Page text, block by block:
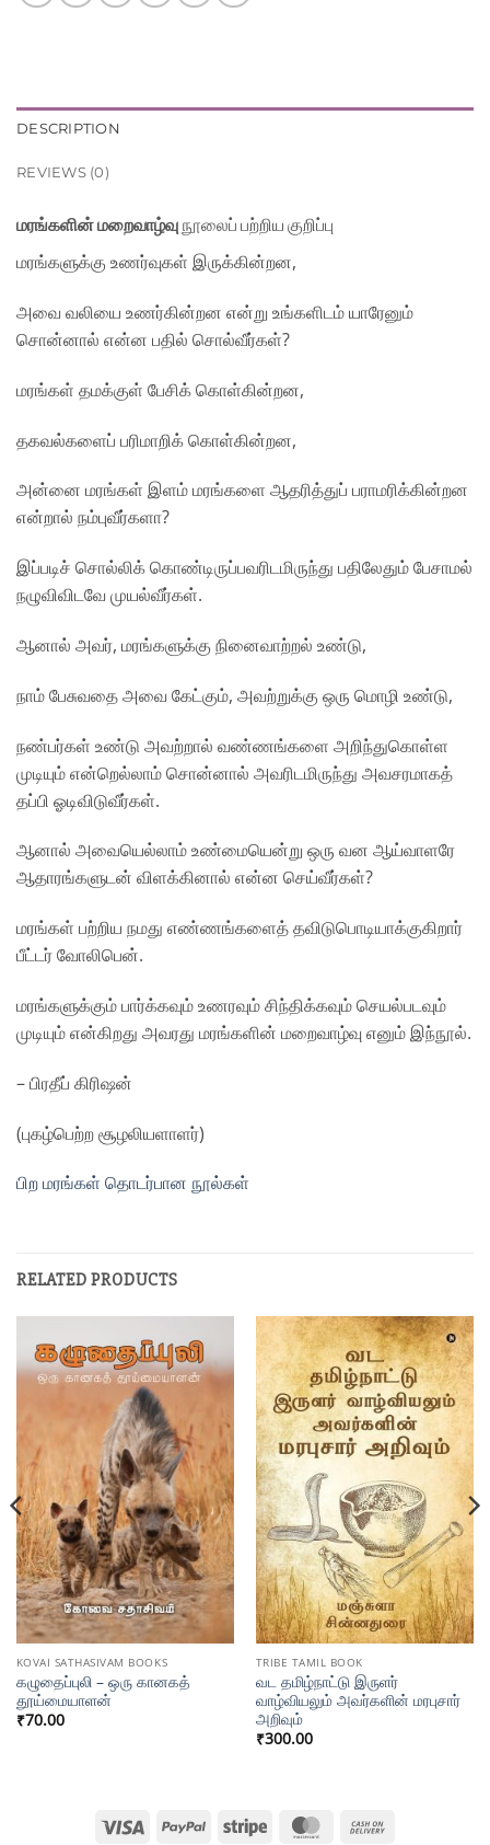
DESCRIPTION
REVIEWS (0)
மரங்களின் மறைவாழ்வு நூலைப் பற்றிய குறிப்பு
மரங்களுக்கு உணர்வுகள் இருக்கின்றன,
அவை வலியை உணர்கின்றன என்று உங்களிடம் யாரேனும்
சொன்னால் என்ன பதில் சொல்வீர்கள்?
மரங்கள் தமக்குள் பேசிக் கொள்கின்றன,
தகவல்களைப் பரிமாறிக் கொள்கின்றன,
அன்னை மரங்கள் இளம் மரங்களை ஆதரித்துப் பராமரிக்கின்றன
என்றால் நம்புவீர்களா?
இப்படிச் சொல்லிக் கொண்டிருப்பவரிடமிருந்து பதிலேதும் பேசாமல்
நழுவிவிடவே முயல்வீர்கள்.
ஆனால் அவர், மரங்களுக்கு நினைவாற்றல் உண்டு,
நாம் பேசுவதை அவை கேட்கும், அவற்றுக்கு ஒரு மொழி உண்டு,
நண்பர்கள் உண்டு அவற்றால் வண்ணங்களை அறிந்துகொள்ள
முடியும் என்றெல்லாம் சொன்னால் அவரிடமிருந்து அவசரமாகத்
தப்பி ஓடிவிடுவீர்கள்.
ஆனால் அவையெல்லாம் உண்மையென்று ஒரு வன ஆய்வாளரே
ஆதாரங்களுடன் விளக்கினால் என்ன செய்வீர்கள்?
மரங்கள் பற்றிய நமது எண்ணங்களைத் தவிடுபொடியாக்குகிறார்
பீட்டர் வோலிபென்.
மரங்களுக்கும் பார்க்கவும் உணரவும் சிந்திக்கவும் செயல்படவும்
முடியும் என்கிறது அவரது மரங்களின் மறைவாழ்வு எனும்இந்நூல்.
– பிரதீப் கிரிஷன்
(புகழ்பெற்ற சூழலியளாளர்)
பிற மரங்கள் தொடர்பான நூல்கள்
RELATED PRODUCTS
KOVAI SATHASIVAM BOOKS
கழுதைப்புலி – ஒரு கானகத்
தூய்மையாளன்
₹70.00
TRIBE TAMIL BOOK
வட தமிழ்நாட்டு இருளர்
வாழ்வியலும் அவர்களின் மரபுசார்
அறிவும்
₹300.00
Visa PayPal Stripe MasterCard